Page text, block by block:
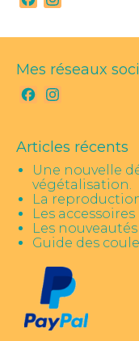
Mes réseaux
Facebook
Articles récents
Une nouvelle
végétalisation.
La
Les
Les nouveautés
Guide des